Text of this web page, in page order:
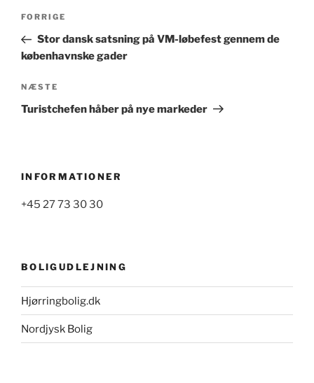
Indlægsnavigation
Forrige
indlæg
FORRIGE
Stor dansk satsning på VM-løbefest gennem de
københavnske gader
Næste
indlæg
NÆSTE
Turistchefen håber på nye markeder
INFORMATIONER
+45 27 73 30 30
BOLIGUDLEJNING
Hjørringbolig.dk
Nordjysk Bolig